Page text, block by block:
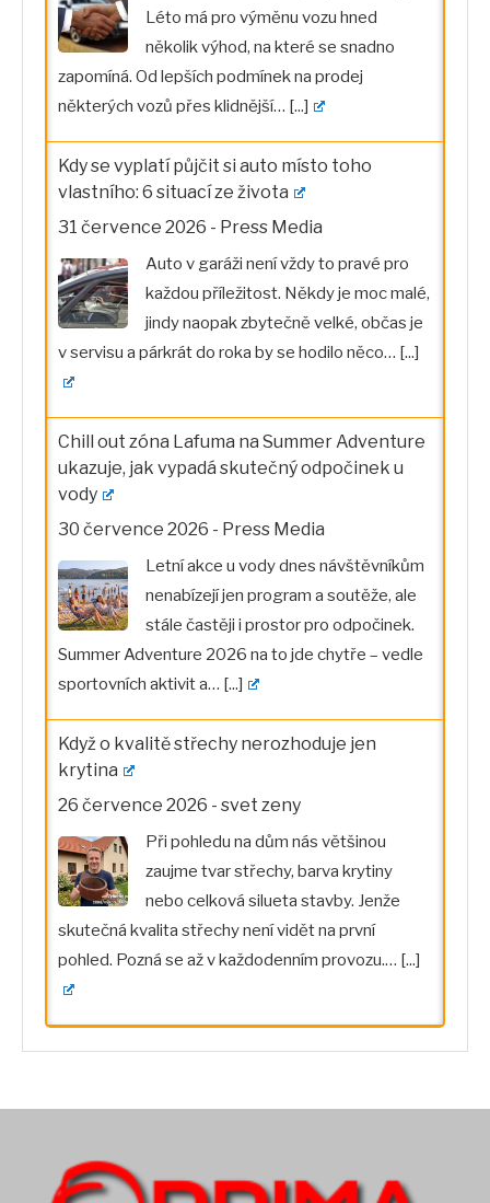
Léto má pro výměnu vozu hned
několik výhod, na které se snadno
zapomíná. Od lepších podmínek na prodej
některých vozů přes klidnější… [...]
Kdy se vyplatí půjčit si auto místo toho
vlastního: 6 situací ze života
31 července 2026 - Press Media
Auto v garáži není vždy to pravé pro
každou příležitost. Někdy je moc malé,
jindy naopak zbytečně velké, občas je
v servisu a párkrát do roka by se hodilo něco… [...]
Chill out zóna Lafuma na Summer Adventure
ukazuje, jak vypadá skutečný odpočinek u
vody
30 července 2026 - Press Media
Letní akce u vody dnes návštěvníkům
nenabízejí jen program a soutěže, ale
stále častěji i prostor pro odpočinek.
Summer Adventure 2026 na to jde chytře – vedle
sportovních aktivit a… [...]
Když o kvalitě střechy nerozhoduje jen
krytina
26 července 2026 - svet zeny
Při pohledu na dům nás většinou
zaujme tvar střechy, barva krytiny
nebo celková silueta stavby. Jenže
skutečná kvalita střechy není vidět na první
pohled. Pozná se až v každodenním provozu.… [...]